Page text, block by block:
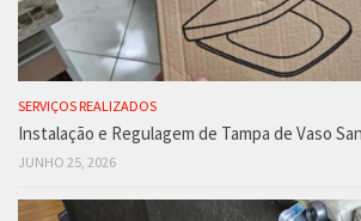
SERVIÇOS REALIZADOS
Instalação e Regulagem de Tampa de Vaso
JUNHO 25, 2026